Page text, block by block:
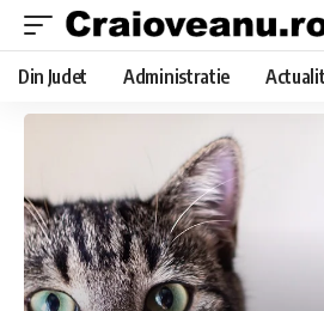
Din Judet Administratie